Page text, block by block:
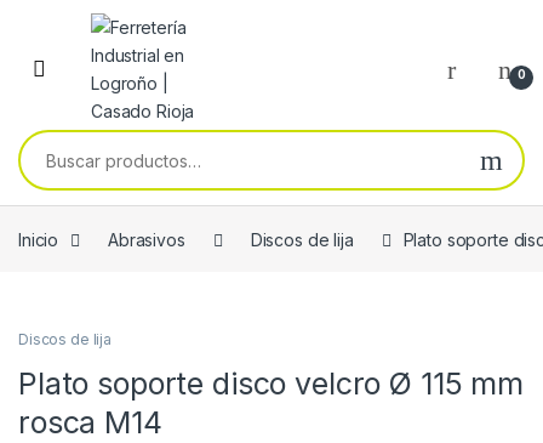
Skip to navigation
Skip to content
0
Buscar por:
Inicio Abrasivos Discos de lija Plato soporte
Discos de lija
Plato soporte disco velcro Ø 115 mm
rosca M14